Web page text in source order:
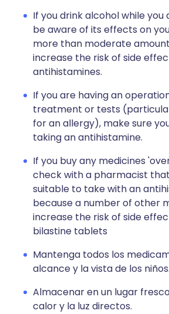
If you drink alcohol while you
be aware of its effects on
more than moderate
increase the risk of side
antihistamines.
If you are having an
treatment or tests
for an allergy), make sure
taking an antihistamine.
If you buy any medicines
check with a pharmacist
suitable to take with an
because a number of other
increase the risk of side
bilastine tablets
Mantenga todos los
alcance y la vista de los niños.
Almacenar en un lugar
calor y la luz directos.